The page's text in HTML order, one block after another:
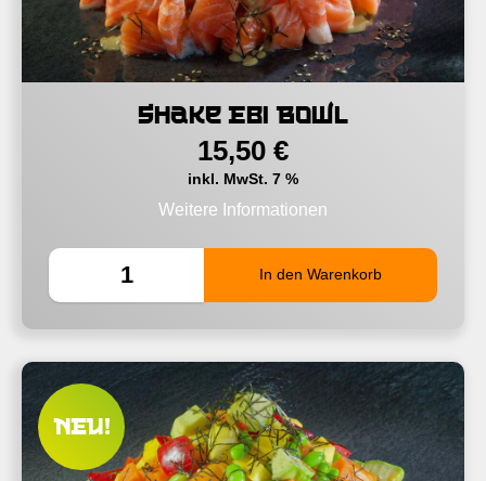
Shake Ebi Bowl
15,50 €
inkl. MwSt. 7 %
Weitere Informationen